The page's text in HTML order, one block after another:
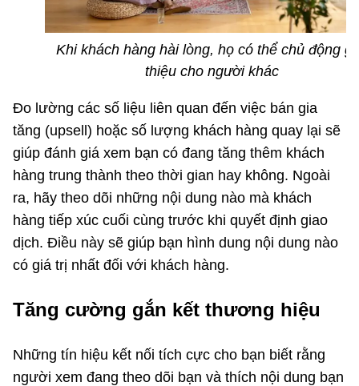
Khi khách hàng hài lòng, họ có thể chủ động
thiệu cho người khác
Đo lường các số liệu liên quan đến việc bán gia
tăng (upsell) hoặc số lượng khách hàng quay lại sẽ
giúp đánh giá xem bạn có đang tăng thêm khách
hàng trung thành theo thời gian hay không. Ngoài
ra, hãy theo dõi những nội dung nào mà khách
hàng tiếp xúc cuối cùng trước khi quyết định giao
dịch. Điều này sẽ giúp bạn hình dung nội dung nào
có giá trị nhất đối với khách hàng.
Tăng cường gắn kết thương hiệu
Những tín hiệu kết nối tích cực cho bạn biết rằng
người xem đang theo dõi bạn và thích nội dung bạn